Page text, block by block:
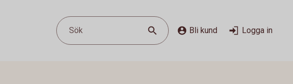
Sök Bli kund Logga in